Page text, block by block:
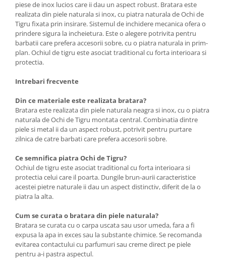
piese de inox lucios care ii dau un aspect robust. Bratara este
realizata din piele naturala si inox, cu piatra naturala de Ochi de
Tigru fixata prin insirare. Sistemul de inchidere mecanica ofera o
prindere sigura la incheietura. Este o alegere potrivita pentru
barbatii care prefera accesorii sobre, cu o piatra naturala in prim-
plan. Ochiul de tigru este asociat traditional cu forta interioara si
protectia.
Intrebari frecvente
Din ce materiale este realizata bratara?
Bratara este realizata din piele naturala neagra si inox, cu o piatra
naturala de Ochi de Tigru montata central. Combinatia dintre
piele si metal ii da un aspect robust, potrivit pentru purtare
zilnica de catre barbati care prefera accesorii sobre.
Ce semnifica piatra Ochi de Tigru?
Ochiul de tigru este asociat traditional cu forta interioara si
protectia celui care il poarta. Dungile brun-aurii caracteristice
acestei pietre naturale ii dau un aspect distinctiv, diferit de la o
piatra la alta.
Cum se curata o bratara din piele naturala?
Bratara se curata cu o carpa uscata sau usor umeda, fara a fi
expusa la apa in exces sau la substante chimice. Se recomanda
evitarea contactului cu parfumuri sau creme direct pe piele
pentru a-i pastra aspectul.